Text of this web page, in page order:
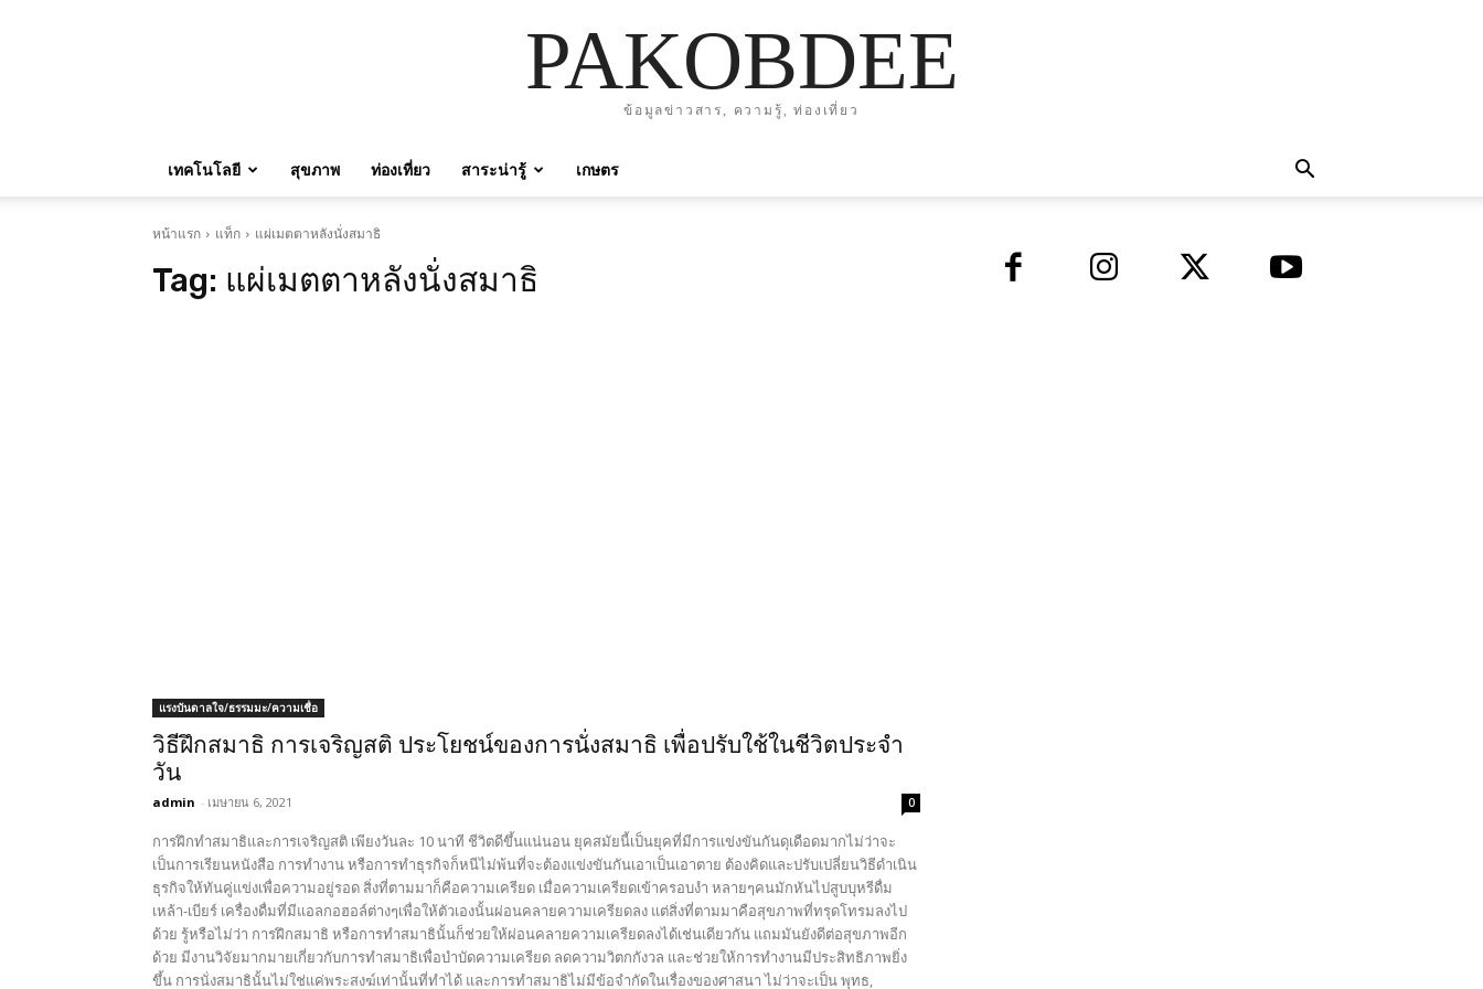
PAKOBDEE
ข้อมูลข่าวสาร, ความรู้, ท่องเที่ยว
เทคโนโลยี สุขภาพ ท่องเที่ยว สาระน่ารู้ เกษตร
หน้าแรก แท็ก แผ่เมตตาหลังนั่งสมาธิ
Tag: แผ่เมตตาหลังนั่งสมาธิ
แรงบันดาลใจ/ธรรมมะ/ความเชื่อ
วิธีฝึกสมาธิ การเจริญสติ ประโยชน์ของการนั่งสมาธิ เพื่อปรับใช้ในชีวิตประจำ
วัน
admin - เมษายน 6, 2021 0
การฝึกทำสมาธิและการเจริญสติ เพียงวันละ 10 นาที ชีวิตดีขึ้นแน่นอน ยุคสมัยนี้เป็นยุคที่มีการแข่งขันกันดุเดือดมากไม่ว่าจะ
เป็นการเรียนหนังสือ การทำงาน หรือการทำธุรกิจก็หนีไม่พ้นที่จะต้องแข่งขันกันเอาเป็นเอาตาย ต้องคิดและปรับเปลี่ยนวิธีดำเนิน
ธุรกิจให้ทันคู่แข่งเพื่อความอยู่รอด สิ่งที่ตามมาก็คือความเครียด เมื่อความเครียดเข้าครอบงำ หลายๆคนมักหันไปสูบบุหรีดื่ม
เหล้า-เบียร์ เครื่องดื่มที่มีแอลกอฮอล์ต่างๆเพื่อให้ตัวเองนั้นผ่อนคลายความเครียดลง แต่สิ่งที่ตามมาคือสุขภาพที่ทรุดโทรมลงไป
ด้วย รู้หรือไม่ว่า การฝึกสมาธิ หรือการทำสมาธินั้นก็ช่วยให้ผ่อนคลายความเครียดลงได้เช่นเดียวกัน แถมมันยังดีต่อสุขภาพอีก
ด้วย มีงานวิจัยมากมายเกี่ยวกับการทำสมาธิเพื่อบำบัดความเครียด ลดความวิตกกังวล และช่วยให้การทำงานมีประสิทธิภาพยิ่ง
ขึ้น การนั่งสมาธินั้นไม่ใช่แค่พระสงฆ์เท่านั้นที่ทำได้ และการทำสมาธิไม่มีข้อจำกัดในเรื่องของศาสนา ไม่ว่าจะเป็น พุทธ,